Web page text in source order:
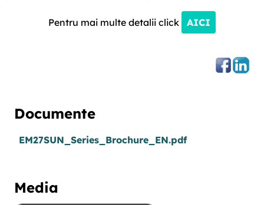
Pentru mai multe detalii click AICI
Documente
EM27SUN_Series_Brochure_EN.pdf
Media